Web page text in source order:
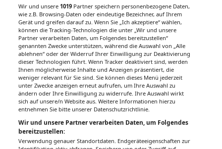
Unsere Wochenzeitungen
Gesundheitsseiten
Hier finden Sie die aktuelle Ausgabe der
Gesundheitsberichterstattung in den 120
Wochenzeitungen der RegionalMedien
Austria sowie ein Archiv der vergangenen
Ausgaben.
Wir und unsere1019 Partner speichern personenbezogene Daten,
wie z.B. Browsing-Daten oder eindeutige Bezeichner, auf Ihrem
Gerät und greifen darauf zu. Wenn Sie „Ich akzeptiere“ wählen,
können die Tracking-Technologien die unter „Wir und unsere
Partner verarbeiten Daten, um Folgendes bereitzustellen“
genannten Zwecke unterstützen, während die Auswahl von „Alle
ablehnen“ oder der Widerruf Ihrer Einwilligung zur Deaktivierung
dieser Technologien führt. Wenn Tracker deaktiviert sind, werden
Ihnen möglicherweise Inhalte und Anzeigen präsentiert, die
weniger relevant für Sie sind. Sie können dieses Menü jederzeit
unter Zwecke anzeigen erneut aufrufen, um Ihre Auswahl zu
ändern oder Ihre Einwilligung zu widerrufe. Ihre Auswahl wirkt
sich auf unsere/n Website aus. Weitere Informationen hierzu
entnehmen Sie bitte unserer Datenschutzrichtlinie.
Wir und unsere Partner verarbeiten Daten, um Folgendes
bereitzustellen:
Verwendung genauer Standortdaten. Endgeräteeigenschaften zur